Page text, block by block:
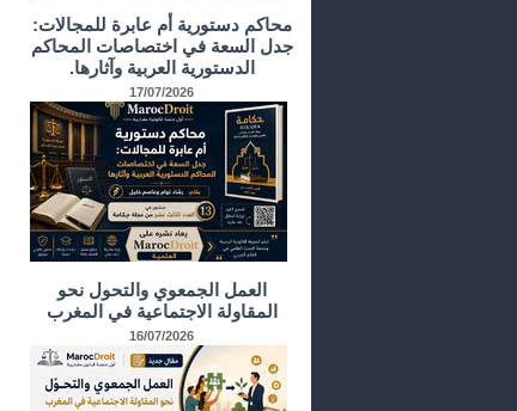
محاكم دستورية أم عابرة للمجالات:
جدل السعة في اختصاصات المحاكم
الدستورية العربية وآثارها.
17/07/2026
العمل الجمعوي والتحول نحو
المقاولة الاجتماعية في المغرب
16/07/2026